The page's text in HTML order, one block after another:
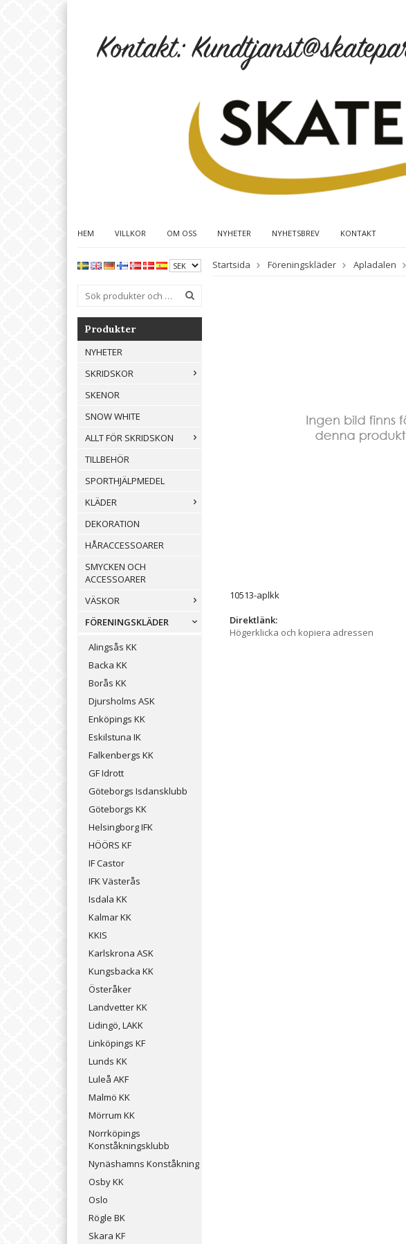
HEM VILLKOR OM OSS NYHETER NYHETSBREV KONTAKT
Produkter
NYHETER
SKRIDSKOR
SKENOR
SNOW WHITE
ALLT FÖR SKRIDSKON
TILLBEHÖR
SPORTHJÄLPMEDEL
KLÄDER
DEKORATION
HÅRACCESSOARER
SMYCKEN OCH
ACCESSOARER
VÄSKOR
FÖRENINGSKLÄDER
Alingsås KK
Backa KK
Borås KK
Djursholms ASK
Enköpings KK
Eskilstuna IK
Falkenbergs KK
GF Idrott
Göteborgs Isdansklubb
Göteborgs KK
Helsingborg IFK
HÖÖRS KF
IF Castor
IFK Västerås
Isdala KK
Kalmar KK
KKIS
Karlskrona ASK
Kungsbacka KK
Österåker
Landvetter KK
Lidingö, LAKK
Linköpings KF
Lunds KK
Luleå AKF
Malmö KK
Mörrum KK
Norrköpings
Konståkningsklubb
Nynäshamns Konståkning
Osby KK
Oslo
Rögle BK
Skara KF
Startsida Föreningskläder Apladalen
10513-aplkk
Direktlänk:
Högerklicka och kopiera adressen